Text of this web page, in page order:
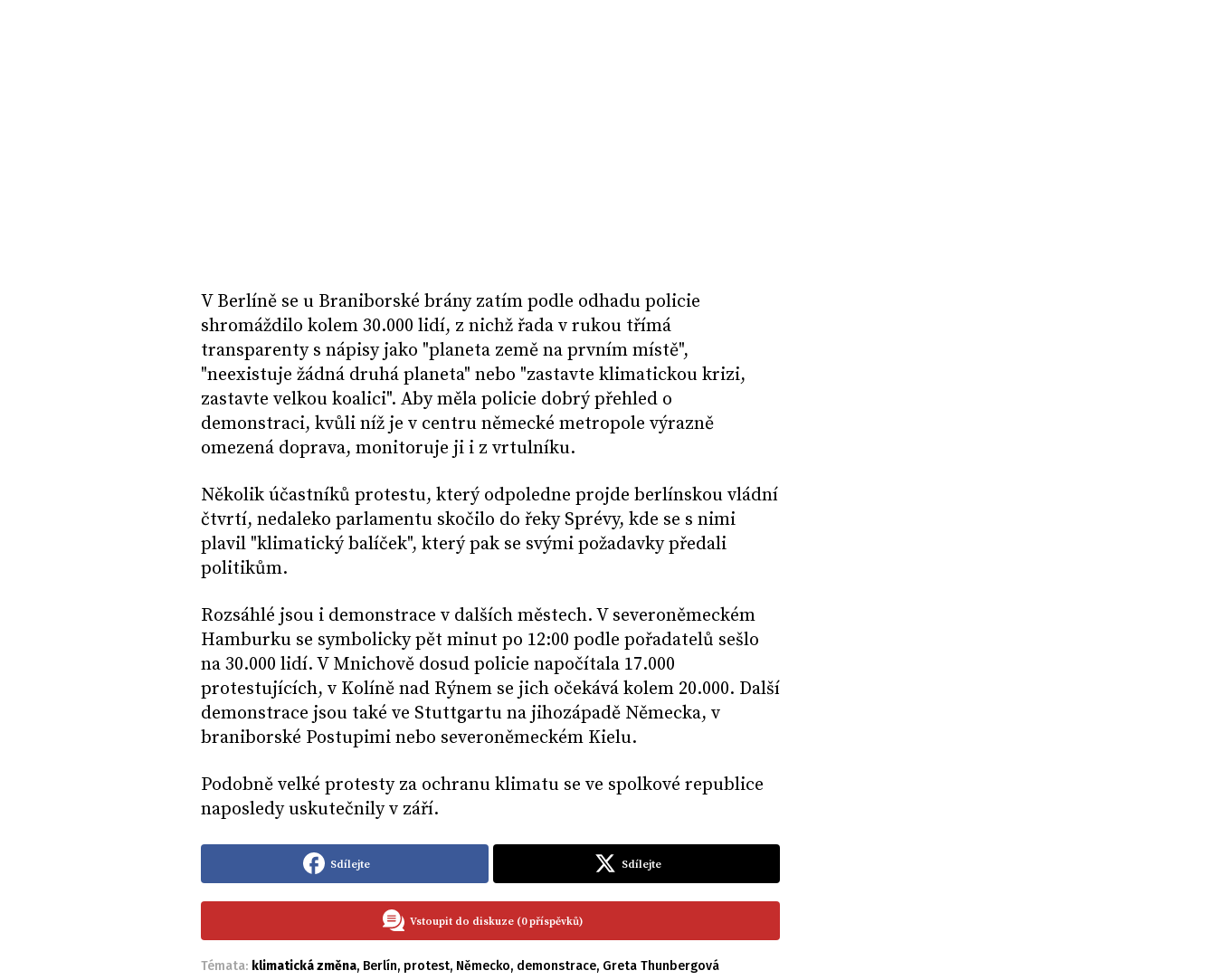
V Berlíně se u Braniborské brány zatím podle odhadu policie
shromáždilo kolem 30.000 lidí, z nichž řada v rukou třímá
transparenty s nápisy jako "planeta země na prvním místě",
"neexistuje žádná druhá planeta" nebo "zastavte klimatickou krizi,
zastavte velkou koalici". Aby měla policie dobrý přehled o
demonstraci, kvůli níž je v centru německé metropole výrazně
omezená doprava, monitoruje ji i z vrtulníku.
Několik účastníků protestu, který odpoledne projde berlínskou vládní
čtvrtí, nedaleko parlamentu skočilo do řeky Sprévy, kde se s nimi
plavil "klimatický balíček", který pak se svými požadavky předali
politikům.
Rozsáhlé jsou i demonstrace v dalších městech. V severoněmeckém
Hamburku se symbolicky pět minut po 12:00 podle pořadatelů sešlo
na 30.000 lidí. V Mnichově dosud policie napočítala 17.000
protestujících, v Kolíně nad Rýnem se jich očekává kolem 20.000. Další
demonstrace jsou také ve Stuttgartu na jihozápadě Německa, v
braniborské Postupimi nebo severoněmeckém Kielu.
Podobně velké protesty za ochranu klimatu se ve spolkové republice
naposledy uskutečnily v září.
Sdílejte Sdílejte
Vstoupit do diskuze (0 příspěvků)
Témata: klimatická změna, Berlín, protest, Německo, demonstrace, Greta Thunbergová